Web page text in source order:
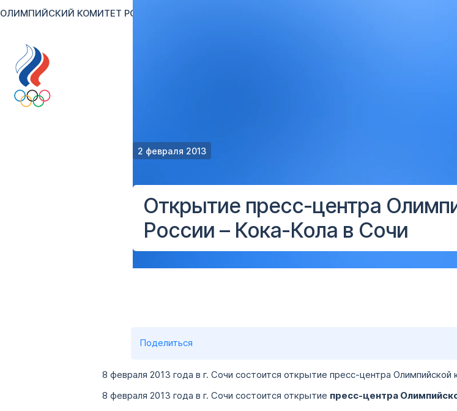
ОЛИМПИЙСКИЙ КОМИТЕТ РОССИИ
2 февраля 2013
Открытие пресс-центра
России – Кока-Кола в Сочи
Поделиться
8 февраля 2013 года в г. Сочи состоится открытие пресс-центра
8 февраля 2013 года в г. Сочи состоится открытие пресс-центра